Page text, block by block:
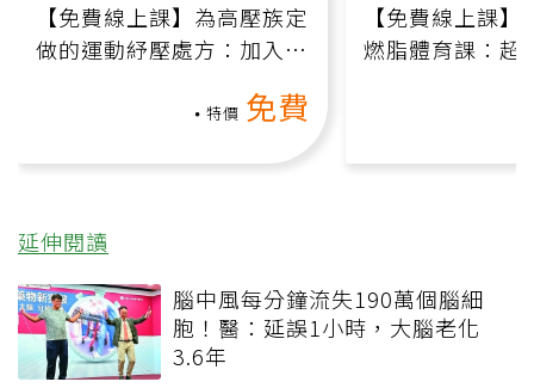
【免費線上課】為高壓族定
做的運動紓壓處方：加入行
特價 免費
【免費線上課
燃脂體育課：超
延伸閱讀
腦中風每分鐘流失190萬個腦細
胞！醫：延誤1小時，大腦老化
3.6年